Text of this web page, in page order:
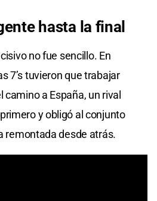
hasta la final
no fue sencillo. En
7’s tuvieron que trabajar
camino a España, un rival
y obligó al conjunto
remontada desde atrás.